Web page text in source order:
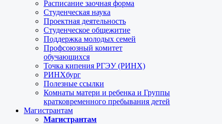
Расписание заочная форма
Студенческая наука
Проектная деятельность
Студенческое общежитие
Поддержка молодых семей
Профсоюзный комитет
обучающихся
Точка кипения РГЭУ (РИНХ)
РИНХбург
Полезные ссылки
Комнаты матери и ребенка и Группы
кратковременного пребывания детей
Магистрантам
Магистрантам